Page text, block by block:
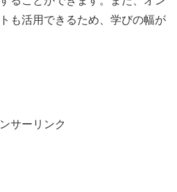
も活用できるため、学びの幅が
サーリンク